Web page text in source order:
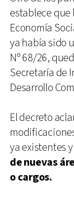
establece que
Economía
ya había sido
Nº 68/26,
Secretaría de
Desarrollo
El decreto
ya existentes
de nuevas
o cargos.